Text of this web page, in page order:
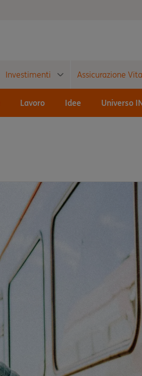
Investimenti Assicurazione Vita
Lavoro Idee Universo